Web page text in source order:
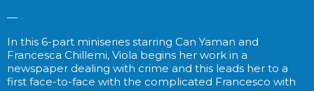
—
In this 6-part miniseries starring Can Yaman and
Francesca Chillemi, Viola begins her work in a
newspaper dealing with crime and this leads her to a
first face-to-face with the complicated Francesco with